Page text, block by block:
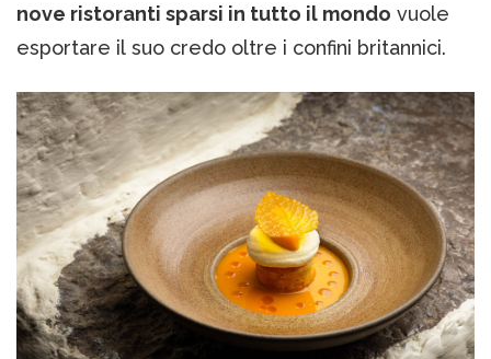
nove ristoranti sparsi in tutto il mondo vuole
esportare il suo credo oltre i confini britannici.